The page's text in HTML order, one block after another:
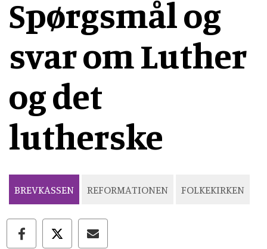
Spørgsmål og
svar om Luther
og det
lutherske
BREVKASSEN REFORMATIONEN FOLKEKIRKEN